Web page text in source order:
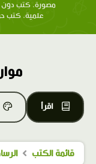
مصورة، كتب دون
علمية، كتب
اقرأ
قائمة الكتب